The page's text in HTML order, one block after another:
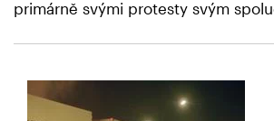
primárně svými protesty svým